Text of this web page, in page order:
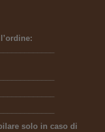
solo in caso di